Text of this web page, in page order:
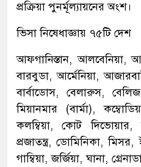
প্রক্রিয়া পুনর্মূল্যায়নের অংশ।
ভিসা নিষেধাজ্ঞায় ৭৫টি দেশ
আফগানিস্তান, আলবেনিয়া,
বারবুডা, আর্মেনিয়া,
বার্বাডোস, বেলারুস,
মিয়ানমার (বার্মা),
কলম্বিয়া, কোট দিভোয়ার,
প্রজাতন্ত্র, ডোমিনিকা, মিসর,
গাম্বিয়া, জর্জিয়া, ঘানা,